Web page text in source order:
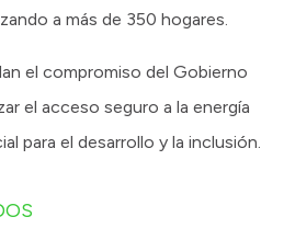
a más de 350 hogares.
el compromiso del Gobierno
el acceso seguro a la energía
para el desarrollo y la inclusión.